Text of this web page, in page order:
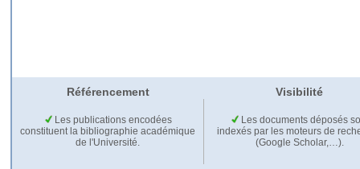
Référencement Visibilité
Les publications encodées
constituent la bibliographie académique
de l'Université.
Les documents déposés
indexés par les moteurs de
(Google Scholar,…).